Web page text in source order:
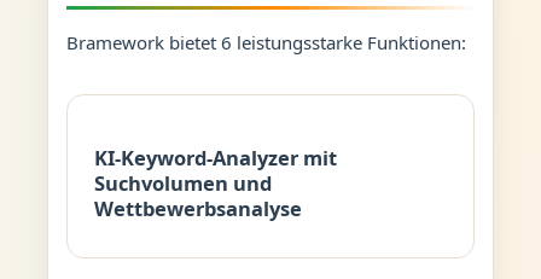
Bramework bietet 6 leistungsstarke Funktionen:
KI-Keyword-Analyzer mit
Suchvolumen und
Wettbewerbsanalyse